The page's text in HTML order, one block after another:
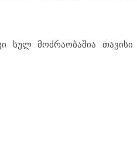
სულ მოძრაობაშია თავისი